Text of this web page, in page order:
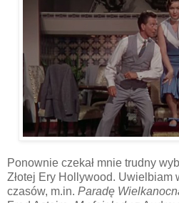
Ponownie czekał mnie trudny
Złotej Ery Hollywood. Uwielbiam
czasów, m.in. Paradę